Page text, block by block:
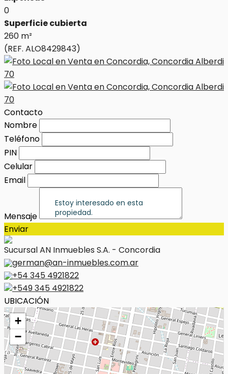
0
Superficie cubierta
260 m²
(REF. ALO8429843)
Contacto
Nombre
Teléfono
PIN
Celular
Email
Mensaje
Enviar
Sucursal AN Inmuebles S.A. - Concordia
german@an-inmuebles.com.ar
+54 345 4921822
+549 345 4921822
UBICACIÓN
+
−